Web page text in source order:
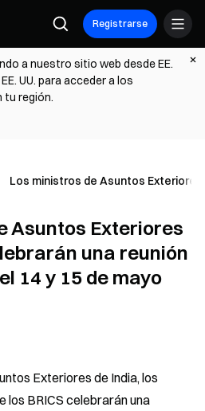
Registrarse
a nuestro sitio web desde EE.
UU. para acceder a los
tu región.
Los ministros de Asuntos Exteriores
Asuntos Exteriores
una reunión
14 y 15 de mayo
Exteriores de India, los
los BRICS celebrarán una